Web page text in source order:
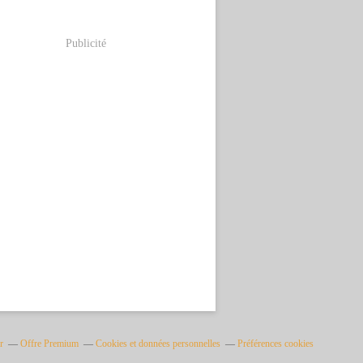
Publicité
Offre Premium Cookies et données personnelles Préférences cookies